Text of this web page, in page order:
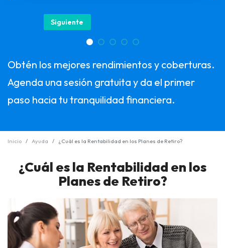
Obtén los mejores rendimientos y coberturas.
Agenda una sesión gratuita y da el primer
paso hacia tu tranquilidad financiera.
Siguiente
Inicio Ayuda ¿Cuál es la Rentabilidad en los Planes de Retiro?
¿Cuál es la Rentabilidad en los
Planes de Retiro?